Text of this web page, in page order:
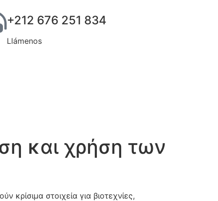
+212 676 251 834
Llámenos
και χρήση των
κρίσιμα στοιχεία για βιοτεχνίες,